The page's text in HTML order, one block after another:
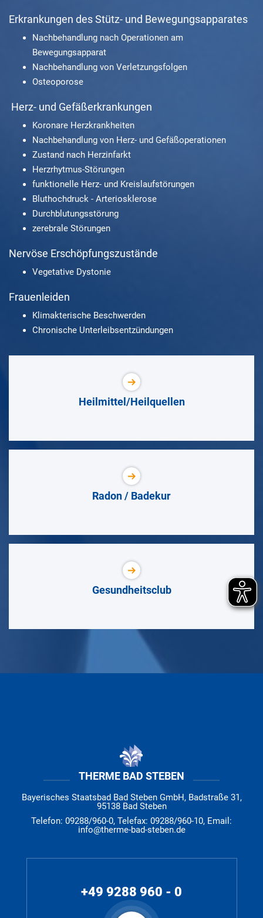
Erkrankungen des Stütz- und Bewegungsapparates
Nachbehandlung nach Operationen am
Bewegungsapparat
Nachbehandlung von Verletzungsfolgen
Osteoporose
Herz- und Gefäßerkrankungen
Koronare Herzkrankheiten
Nachbehandlung von Herz- und Gefäßoperationen
Zustand nach Herzinfarkt
Herzrhytmus-Störungen
funktionelle Herz- und Kreislaufstörungen
Bluthochdruck - Arteriosklerose
Durchblutungsstörung
zerebrale Störungen
Nervöse Erschöpfungszustände
Vegetative Dystonie
Frauenleiden
Klimakterische Beschwerden
Chronische Unterleibsentzündungen
Heilmittel/Heilquellen
Radon / Badekur
Gesundheitsclub
THERME BAD STEBEN
Bayerisches Staatsbad Bad Steben GmbH, Badstraße 31,
95138 Bad Steben
Telefon: 09288/960-0, Telefax: 09288/960-10, Email:
info@therme-bad-steben.de
+49 9288 960 - 0